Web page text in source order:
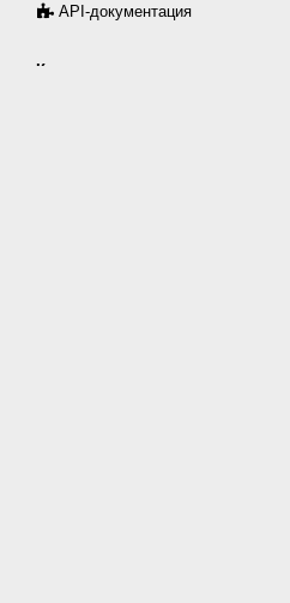
API-документация
Контакт и защита личных данных